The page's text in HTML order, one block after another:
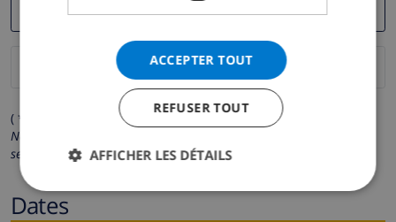
( * Les champs avec un astérisque sont obligatoires )
Nous respectons votre vie privée.
seront pas communiquées à des tiers.
Dates
ACCEPTER TOUT
REFUSER TOUT
AFFICHER LES DÉTAILS